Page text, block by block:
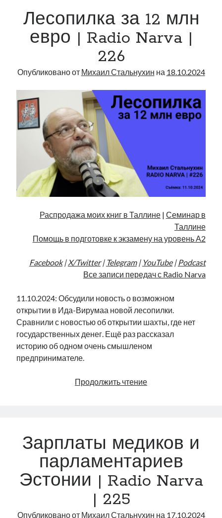
Radio
Лесопилка за 12 млн
евро | Radio Narva |
226
Опубликовано от Михаил Стальнухин на 18.10.2024
Распродажа моих книг в Таллине| Семинар в
Таллине
Помощь в подготовке к экзамену на уровень А2
Facebook|X/Twitter| Telegram| YouTube| Podcast
Все записи передач с Radio Narva
11.10.2024: Обсудили новость о возможном
открытии в Ида-Вирумаа новой лесопилки.
Сравнили с новостью об открытии шахты, где нет
государственных денег. Ещё раз рассказал
историю об одном очень смышленом
предпринимателе.
Продолжить чтениеЛесопилка
|
Narva
|
226
Зарплаты медиков и
парламентариев
Эстонии | Radio Narva
| 225
Опубликовано от Михаил Стальнухин на 17.10.2024